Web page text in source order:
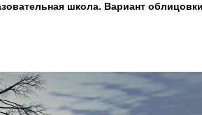
школа. Вариант